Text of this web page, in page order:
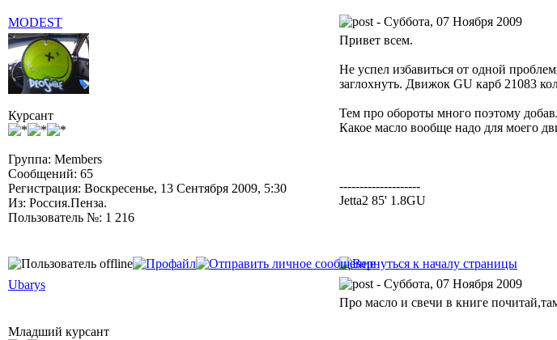
MODEST
- Суббота, 07 Ноября 2009
Курсант
Группа: Members
Сообщений: 65
Регистрация: Воскресенье, 13 Сентября 2009, 5:30
Из: Россия.Пенза.
Пользователь №: 1 216
Привет всем.
Не успел избавиться от одной
заглохнуть. Движок GU карб 21083
Тем про обороты много поэтому
Какое масло вообще надо для моего
--------------------
Jetta2 85' 1.8GU
Ubarys - Суббота, 07 Ноября 2009
Младший курсант
Про масло и свечи в книге